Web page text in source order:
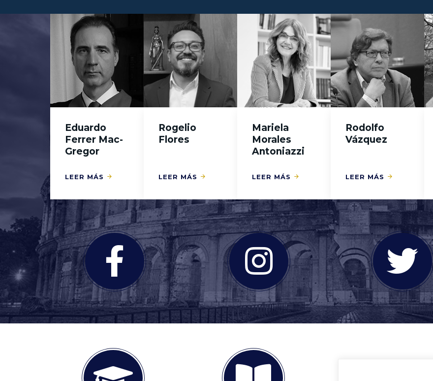
Eduardo
Ferrer Mac-
Gregor
LEER MÁS
Rogelio
Flores
LEER MÁS
Mariela
Morales
Antoniazzi
LEER MÁS
Rodolfo
Vázquez
LEER MÁS